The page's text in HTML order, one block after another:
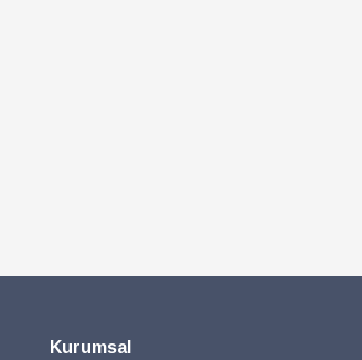
Kurumsal